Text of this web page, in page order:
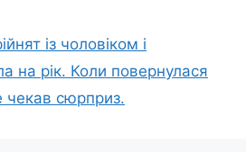
із чоловіком і
на рік. Коли повернулася
сюрприз.